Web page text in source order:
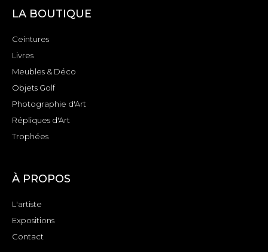
LA BOUTIQUE
Ceintures
Livres
Meubles & Déco
Objets Golf
Photographie d'Art
Répliques d'Art
Trophées
À PROPOS
L'artiste
Expositions
Contact